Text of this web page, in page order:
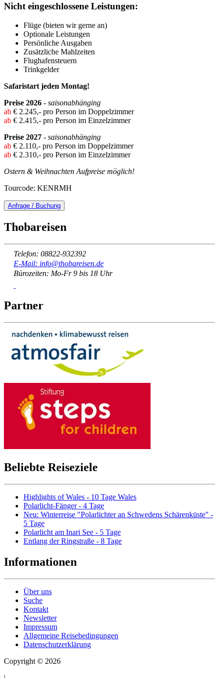
Nicht eingeschlossene Leistungen:
Flüge (bieten wir gerne an)
Optionale Leistungen
Persönliche Ausgaben
Zusätzliche Mahlzeiten
Flughafensteuern
Trinkgelder
Safaristart jeden Montag!
Preise 2026 - saisonabhänging
ab € 2.245,- pro Person im Doppelzimmer
ab € 2.415,- pro Person im Einzelzimmer
Preise 2027 - saisonabhänging
ab € 2.110,- pro Person im Doppelzimmer
ab € 2.310,- pro Person im Einzelzimmer
Ostern & Weihnachten Aufpreise möglich!
Tourcode: KENRMH
Anfrage / Buchung
Thobareisen
Telefon: 08822-932392
E-Mail: info@thobareisen.de
Bürozeiten: Mo-Fr 9 bis 18 Uhr
Partner
Beliebte Reiseziele
Highlights of Wales - 10 Tage Wales
Polarlicht-Fänger - 4 Tage
Neu: Winterreise "Polarlichter an Schwedens Schärenküste" -
5 Tage
Polarlicht am Inari See - 5 Tage
Entlang der Ringstraße - 8 Tage
Informationen
Über uns
Suche
Kontakt
Newsletter
Impressum
Allgemeine Reisebedingungen
Datenschutzerklärung
Copyright © 2026